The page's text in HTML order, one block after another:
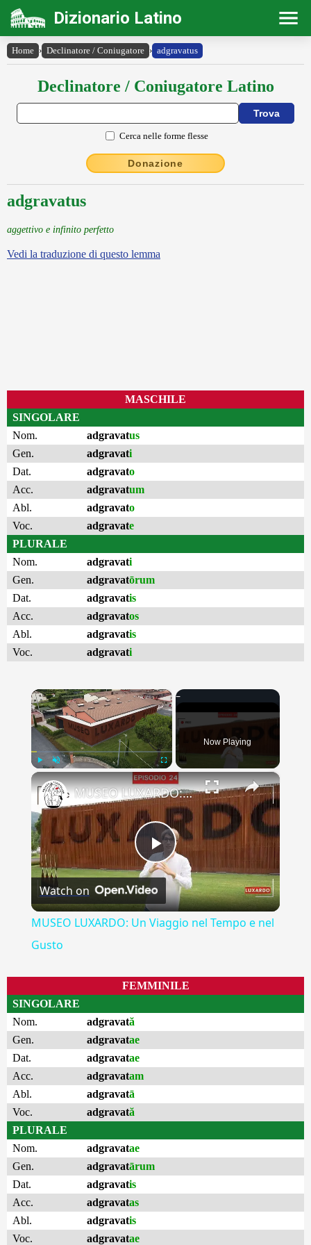
Dizionario Latino
Home › Declinatore / Coniugatore › adgravatus
Declinatore / Coniugatore Latino
Cerca nelle forme flesse
Donazione
adgravatus
aggettivo e infinito perfetto
Vedi la traduzione di questo lemma
MASCHILE
SINGOLARE
Nom.
adgravatus
Gen.
adgravati
Dat.
adgravato
Acc.
adgravatum
Abl.
adgravato
Voc.
adgravate
PLURALE
Nom.
adgravati
Gen.
adgravatōrum
Dat.
adgravatis
Acc.
adgravatos
Abl.
adgravatis
Voc.
adgravati
×
Fullscreen
Now Playing
×
Play
Video
MUSEO LUXARDO: Un Viaggio nel Tempo e nel Gusto
Watch on
MUSEO LUXARDO: Un Viaggio nel Tempo e nel
Gusto
FEMMINILE
SINGOLARE
Nom.
adgravată
Gen.
adgravatae
Dat.
adgravatae
Acc.
adgravatam
Abl.
adgravatā
Voc.
adgravată
PLURALE
Nom.
adgravatae
Gen.
adgravatārum
Dat.
adgravatis
Acc.
adgravatas
Abl.
adgravatis
Voc.
adgravatae